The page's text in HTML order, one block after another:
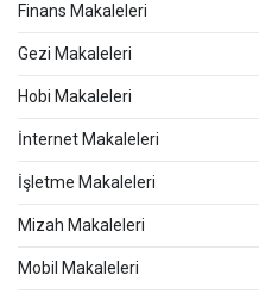
Finans Makaleleri
Gezi Makaleleri
Hobi Makaleleri
İnternet Makaleleri
İşletme Makaleleri
Mizah Makaleleri
Mobil Makaleleri